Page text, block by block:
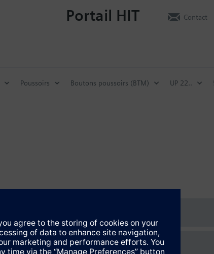
Portail HIT Contact
Poussoirs Boutons poussoirs (BTM) UP 22..